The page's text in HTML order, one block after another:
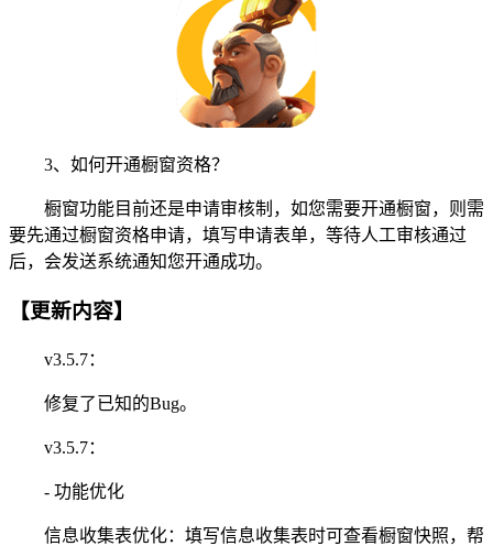
3、如何开通橱窗资格？
橱窗功能目前还是申请审核制，如您需要开通橱窗，则需
要先通过橱窗资格申请，填写申请表单，等待人工审核通过
后，会发送系统通知您开通成功。
【更新内容】
v3.5.7：
修复了已知的Bug。
v3.5.7：
- 功能优化
信息收集表优化：填写信息收集表时可查看橱窗快照，帮